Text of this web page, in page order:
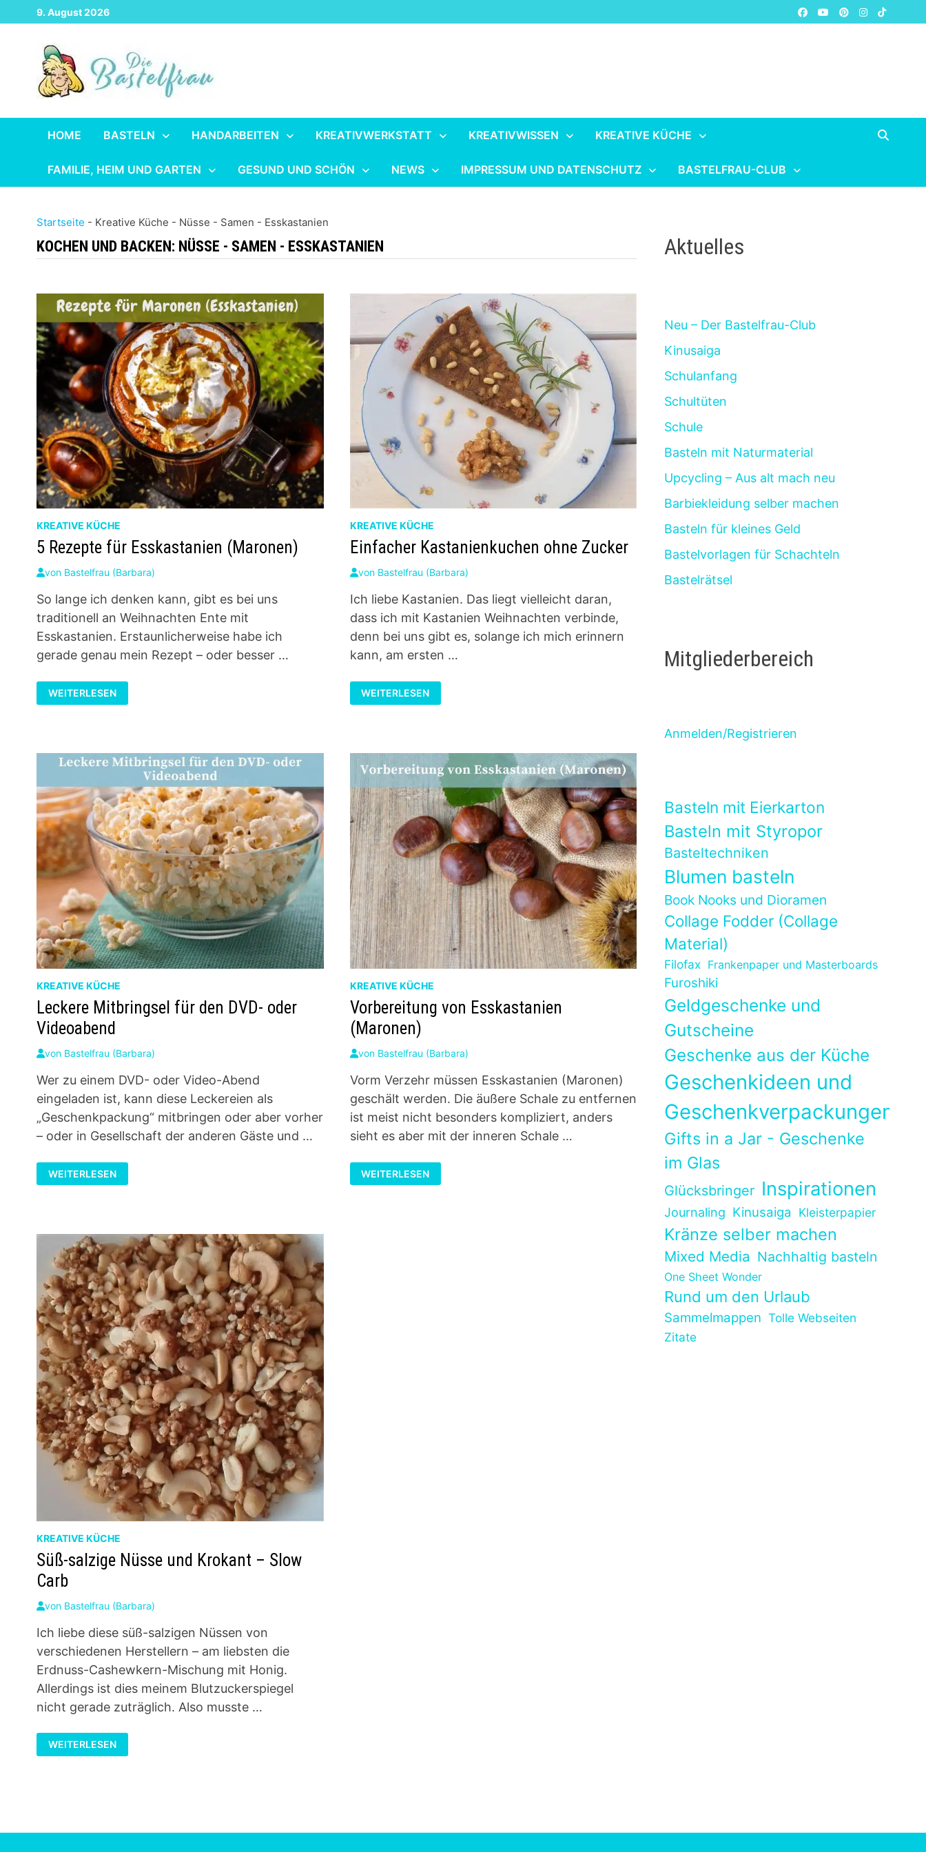
Zurück
zum
9. August 2026
HOME BASTELN HANDARBEITEN KREATIVWERKSTATT KREATIVWISSEN KREATIVE KÜCHE
FAMILIE, HEIM UND GARTEN GESUND UND SCHÖN NEWS IMPRESSUM UND DATENSCHUTZ BASTELFRAU-CLUB
Startseite - Kreative Küche - Nüsse - Samen - Esskastanien
KOCHEN UND BACKEN: NÜSSE - SAMEN - ESSKASTANIEN
KREATIVE KÜCHE
5 Rezepte für Esskastanien (Maronen)
von Bastelfrau (Barbara)
So lange ich denken kann, gibt es bei uns
traditionell an Weihnachten Ente mit
Esskastanien. Erstaunlicherweise habe ich
gerade genau mein Rezept – oder besser …
5
REZEPTE
FÜR
WEITERLESEN
KREATIVE KÜCHE
Einfacher Kastanienkuchen ohne Zucker
von Bastelfrau (Barbara)
Ich liebe Kastanien. Das liegt vielleicht daran,
dass ich mit Kastanien Weihnachten verbinde,
denn bei uns gibt es, solange ich mich erinnern
kann, am ersten …
EINFACHER
KASTANIENKUCHEN
OHNE
WEITERLESEN
KREATIVE KÜCHE
Leckere Mitbringsel für den DVD- oder
Videoabend
von Bastelfrau (Barbara)
Wer zu einem DVD- oder Video-Abend
eingeladen ist, kann diese Leckereien als
„Geschenkpackung“ mitbringen oder aber vorher
– oder in Gesellschaft der anderen Gäste und …
LECKERE
MITBRINGSEL
FÜR
WEITERLESEN
KREATIVE KÜCHE
Vorbereitung von Esskastanien
(Maronen)
von Bastelfrau (Barbara)
Vorm Verzehr müssen Esskastanien (Maronen)
geschält werden. Die äußere Schale zu entfernen
ist meist nicht besonders kompliziert, anders
sieht es aber mit der inneren Schale …
VORBEREITUNG
VON
ESSKASTANIEN
WEITERLESEN
KREATIVE KÜCHE
Süß-salzige Nüsse und Krokant – Slow
Carb
von Bastelfrau (Barbara)
Ich liebe diese süß-salzigen Nüssen von
verschiedenen Herstellern – am liebsten die
Erdnuss-Cashewkern-Mischung mit Honig.
Allerdings ist dies meinem Blutzuckerspiegel
nicht gerade zuträglich. Also musste …
SÜSS-S
ALZIGE N
ÜSSE U
WEITERLESEN
Aktuelles
Neu – Der Bastelfrau-Club
Kinusaiga
Schulanfang
Schultüten
Schule
Basteln mit Naturmaterial
Upcycling – Aus alt mach neu
Barbiekleidung selber machen
Basteln für kleines Geld
Bastelvorlagen für Schachteln
Bastelrätsel
Mitgliederbereich
Anmelden/Registrieren
Basteln mit Eierkarton
Basteln mit Styropor
Basteltechniken
Blumen basteln
Book Nooks und Dioramen
Collage Fodder (Collage
Material)
Filofax Frankenpaper und Masterboards
Furoshiki
Geldgeschenke und
Gutscheine
Geschenke aus der Küche
Geschenkideen und
Geschenkverpackungen
Gifts in a Jar - Geschenke
im Glas
Glücksbringer Inspirationen
Journaling Kinusaiga Kleisterpapier
Kränze selber machen
Mixed Media Nachhaltig basteln
One Sheet Wonder
Rund um den Urlaub
Sammelmappen Tolle Webseiten
Zitate